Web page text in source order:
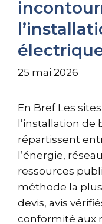
25 mai 2026
En Bref Les
l’installation
répartissent
l’énergie,
ressources
méthode la
devis, avis
conformité aux